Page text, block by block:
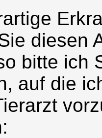
diesen
bitte ich
auf die